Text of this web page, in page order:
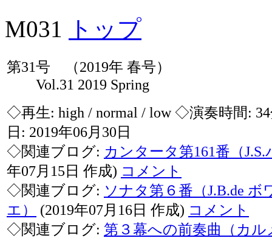
M031 トップ
第31号 （2019年 春号）
Vol.31 2019 Spring
◇再生: high / normal / low ◇演奏時間:
日: 2019年06月30日
◇関連ブログ: カンタータ第161番（
年07月15日 作成) コメント
◇関連ブログ: ソナタ第６番（J.B.de ボ
エ）
(2019年07月16日 作成) コメント
◇関連ブログ: 第３幕への前奏曲（カル